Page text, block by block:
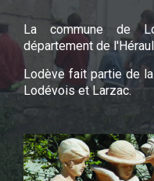
La commune de
département de
Lodève fait partie de
Lodévois et Larzac.